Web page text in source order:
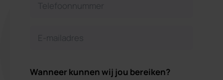
Wanneer kunnen wij jou bereiken?